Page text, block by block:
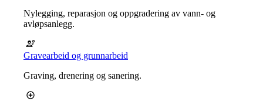
Nylegging, reparasjon og oppgradering av vann- og
avløpsanlegg.
Gravearbeid og grunnarbeid
Graving, drenering og sanering.